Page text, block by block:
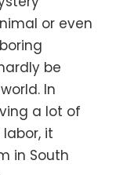
or even
be
In
a lot of
it
in South